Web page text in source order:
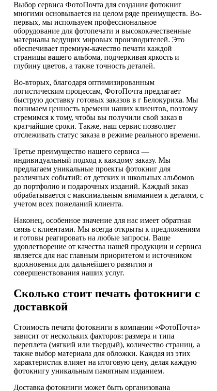
Выбор сервиса ФотоПочта для создания фотокниг
многими основывается на целом ряде преимуществ. Во-
первых, мы используем профессиональное
оборудование для фотопечати и высококачественные
материалы ведущих мировых производителей. Это
обеспечивает премиум-качество печати каждой
страницы вашего альбома, подчеркивая яркость и
глубину цветов, а также точность деталей.
Во-вторых, благодаря оптимизированным
логистическим процессам, ФотоПочта предлагает
быструю доставку готовых заказов в г Белокуриха. Мы
понимаем ценность времени наших клиентов, поэтому
стремимся к тому, чтобы вы получили свой заказ в
кратчайшие сроки. Также, наш сервис позволяет
отслеживать статус заказа в режиме реального времени.
Третье преимущество нашего сервиса —
индивидуальный подход к каждому заказу. Мы
предлагаем уникальные проекты фотокниг для
различных событий: от детских и школьных альбомов
до портфолио и подарочных изданий. Каждый заказ
обрабатывается с максимальным вниманием к деталям, с
учетом всех пожеланий клиента.
Наконец, особенное значение для нас имеет обратная
связь с клиентами. Мы всегда открыты к предложениям
и готовы реагировать на любые запросы. Ваше
удовлетворение от качества нашей продукции и сервиса
является для нас главным приоритетом и источником
вдохновения для дальнейшего развития и
совершенствования наших услуг.
Сколько стоит печать фотокниги с
доставкой
Стоимость печати фотокниги в компании «ФотоПочта»
зависит от нескольких факторов: размера и типа
переплета (мягкий или твердый), количество страниц, а
также выбор материала для обложки. Каждая из этих
характеристик влияет на итоговую цену, делая каждую
фотокнигу уникальным памятным изданием.
Доставка фотокниги может быть организована